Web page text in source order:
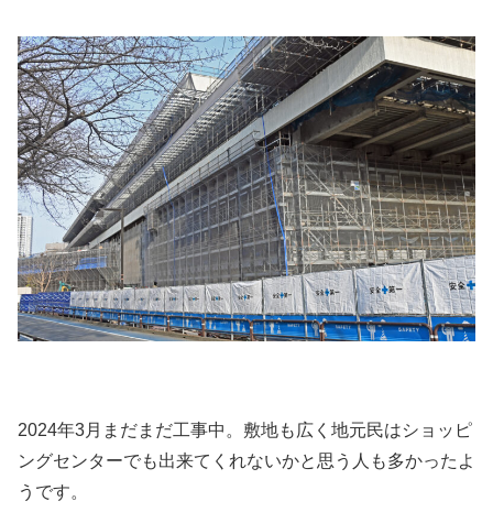
2024年3月まだまだ工事中。敷地も広く地元民はショッピ
ングセンターでも出来てくれないかと思う人も多かったよ
うです。